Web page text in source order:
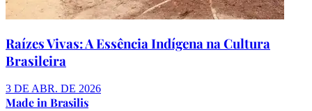
Raízes Vivas: A Essência Indígena na Cultura
Brasileira
3 DE ABR. DE 2026
Made in Brasilis